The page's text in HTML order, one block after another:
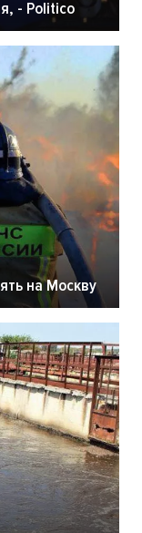
- Politico
на Москву